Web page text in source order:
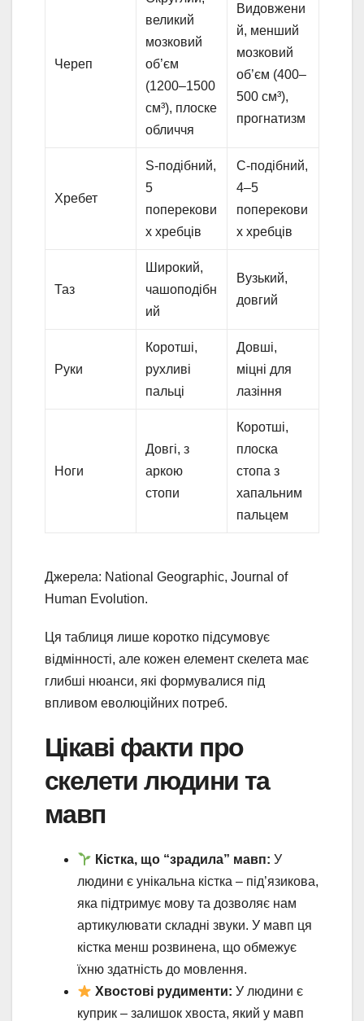
Череп
великий
мозковий
об’єм
(1200–1500
см³), плоске
обличчя
Видовжени
й, менший
мозковий
об’єм (400–
500 см³),
прогнатизм
Хребет
S-подібний,
5
поперекови
х хребців
C-подібний,
4–5
поперекови
х хребців
Таз
Широкий,
чашоподібн
ий
Вузький,
довгий
Руки
Коротші,
рухливі
пальці
Довші,
міцні для
лазіння
Ноги
Довгі, з
аркою
стопи
Коротші,
плоска
стопа з
хапальним
пальцем
Джерела: National Geographic, Journal of
Human Evolution.
Ця таблиця лише коротко підсумовує
відмінності, але кожен елемент скелета має
глибші нюанси, які формувалися під
впливом еволюційних потреб.
Цікаві факти про
скелети людини та
мавп
Кістка, що “зрадила” мавп: У
людини є унікальна кістка – під’язикова,
яка підтримує мову та дозволяє нам
артикулювати складні звуки. У мавп ця
кістка менш розвинена, що обмежує
їхню здатність до мовлення.
Хвостові рудименти: У людини є
куприк – залишок хвоста, який у мавп